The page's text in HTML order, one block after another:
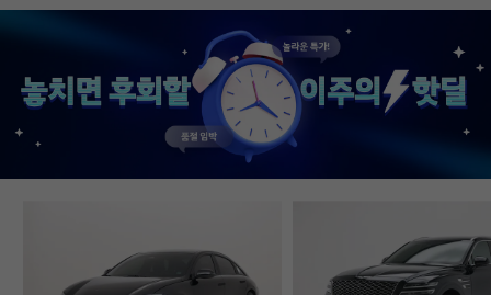
좋았던 건 ‘중고차인데도 걱정이 거의
없었다’는 점입니다. 차를 잘 모르는 사람
입장에서는 어디를 봐야 할지부터
막막한데, 그런 부담이 많이 줄었습니다.
온라인으로 비교하고 구매까지 진행할 수
있어서 시간적으로도 편했고, 직장인
입장에서는 이 부분이 특히
있을 것 같습니다. 중고차 구매가
처음이거나 차량 상태 확인이 어려운
도착해 기분 좋게 차를
완벽한 경험이었습니
고민하는 사람 있으면
현대인증중고차 추천
차량 보내주셔서 감사